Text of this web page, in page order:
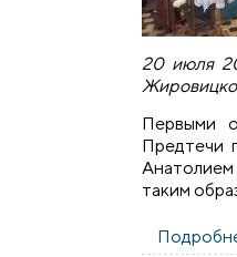
20 июля
Первыми
Предтечи
таким